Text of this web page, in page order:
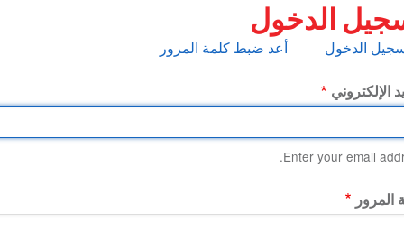
الدخول
الدخول أعد ضبط كلمة المرور
الإلكتروني
Enter your email
المرور